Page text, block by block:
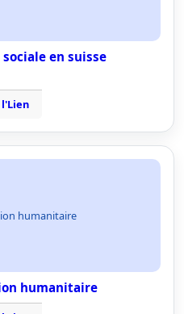
en suisse
humanitaire
humanitaire